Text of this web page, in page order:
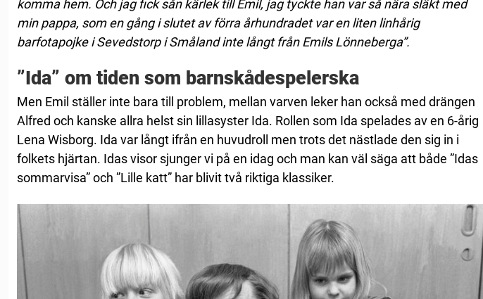
komma hem. Och jag fick sån kärlek till Emil, jag tyckte han var så nära släkt med
min pappa, som en gång i slutet av förra århundradet var en liten linhårig
barfotapojke i Sevedstorp i Småland inte långt från Emils Lönneberga”.
”Ida” om tiden som barnskådespelerska
Men Emil ställer inte bara till problem, mellan varven leker han också med drängen
Alfred och kanske allra helst sin lillasyster Ida. Rollen som Ida spelades av en 6-årig
Lena Wisborg. Ida var långt ifrån en huvudroll men trots det nästlade den sig in i
folkets hjärtan. Idas visor sjunger vi på en idag och man kan väl säga att både ”Idas
sommarvisa” och ”Lille katt” har blivit två riktiga klassiker.